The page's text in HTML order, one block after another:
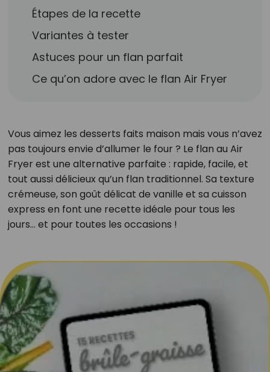
Étapes de la recette
Variantes à tester
Astuces pour un flan parfait
Ce qu’on adore avec le flan Air Fryer
Vous aimez les desserts faits maison mais vous n’avez
pas toujours envie d’allumer le four ? Le flan au Air
Fryer est une alternative parfaite : rapide, facile, et
tout aussi délicieux qu’un flan traditionnel. Sa texture
crémeuse, son goût délicat de vanille et sa cuisson
express en font une recette idéale pour tous les
jours… et pour toutes les occasions !